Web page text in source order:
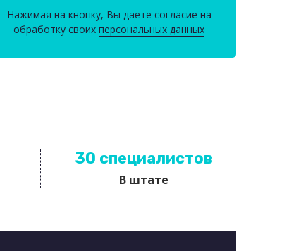
Нажимая на кнопку, Вы даете согласие на
обработку своихперсональных данных
30 специалистов
В штате